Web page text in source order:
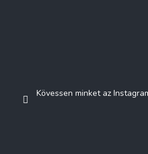
Kövessen minket az